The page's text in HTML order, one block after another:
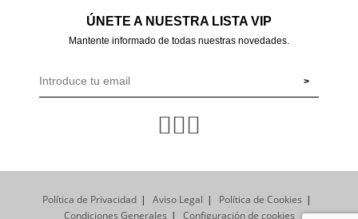
ÚNETE A NUESTRA LISTA VIP
Mantente informado de todas nuestras novedades.
Política de Privacidad Aviso Legal
Política de Cookies
Condiciones Generales
Configuración de cookies